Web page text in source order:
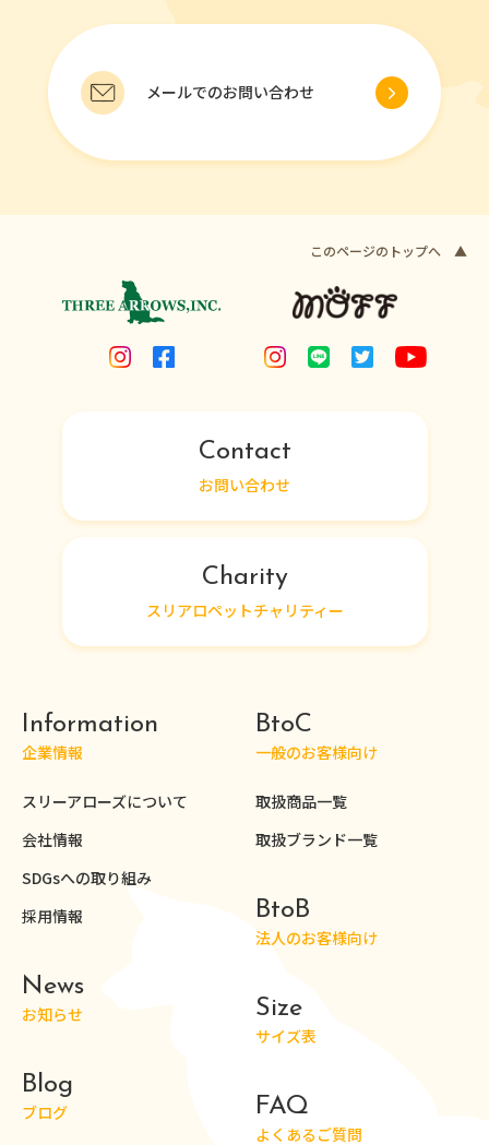
メールでのお問い合わせ
Contact
お問い合わせ
Charity
スリアロペットチャリティー
Information
企業情報
スリーアローズについて
会社情報
SDGsへの取り組み
採用情報
News
お知らせ
Blog
ブログ
BtoC
一般のお客様向け
取扱商品一覧
取扱ブランド一覧
BtoB
法人のお客様向け
Size
サイズ表
FAQ
よくあるご質問
このページのトップへ ▲